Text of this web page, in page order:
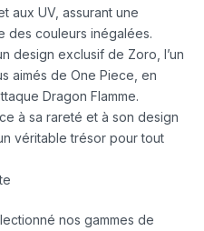
aux UV, assurant une
des couleurs inégalées.
design exclusif de Zoro, l’un
aimés de One Piece, en
Dragon Flamme.
à sa rareté et à son design
véritable trésor pour tout
nos gammes de